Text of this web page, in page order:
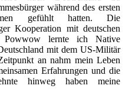
während des ersten
gefühlt hatten. Die
Kooperation mit deutschen
Powwow lernte ich Native
mit dem US‑Militär
an nahm mein Leben
Erfahrungen und die
hinweg haben meine